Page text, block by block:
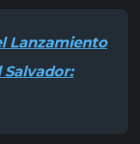
Lanzamiento
Salvador: